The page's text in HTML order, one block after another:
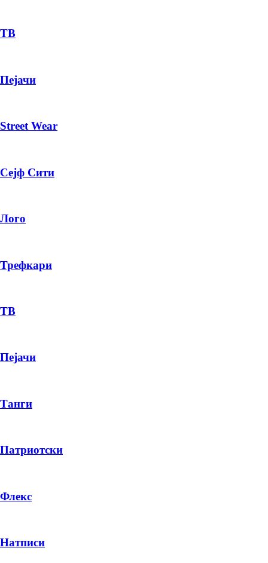
ПЛАТИ ПРИ ДОСТАВА ВО КЕШ
ТВ
Пејачи
Street Wear
Сејф Сити
Лого
Трефкари
ТВ
Пејачи
Танги
Патриотски
Флекс
Натписи